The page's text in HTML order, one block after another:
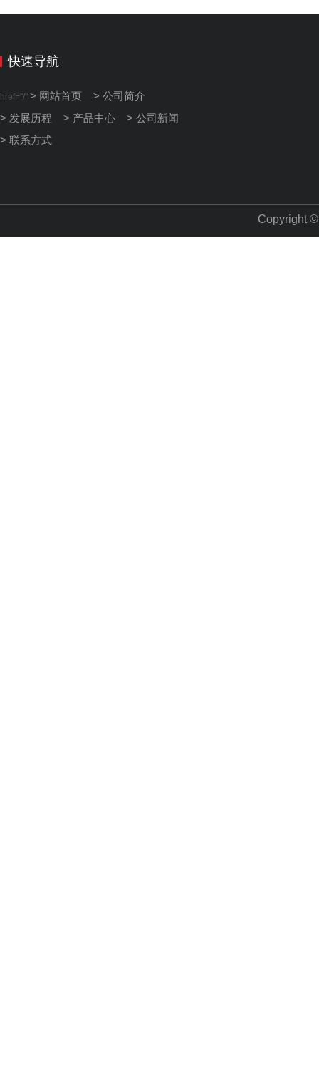
快速导航
href="/" > 网站首页
> 公司简介
> 发展历程
> 产品中心
> 公司新闻
> 联系方式
Copyright